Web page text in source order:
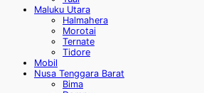
Maluku Utara
Halmahera
Morotai
Ternate
Tidore
Mobil
Nusa Tenggara Barat
Bima